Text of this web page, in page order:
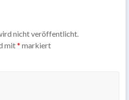
nicht veröffentlicht.
mit* markiert